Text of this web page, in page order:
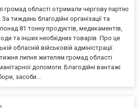
громад області отримали чергову партію
тиждень благодійні організації та
81 тонну продуктів, медикаментів,
та інших необхідних товарів. Про це
обласній військовій адміністрації.
липня жителям громад області
допомоги. Благодійні вантажі
засоби...